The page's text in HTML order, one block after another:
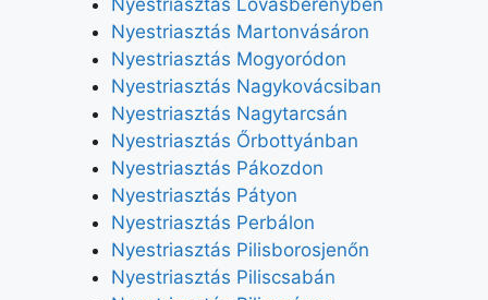
Nyestriasztás Lovasberényben
Nyestriasztás Martonvásáron
Nyestriasztás Mogyoródon
Nyestriasztás Nagykovácsiban
Nyestriasztás Nagytarcsán
Nyestriasztás Őrbottyánban
Nyestriasztás Pákozdon
Nyestriasztás Pátyon
Nyestriasztás Perbálon
Nyestriasztás Pilisborosjenőn
Nyestriasztás Piliscsabán